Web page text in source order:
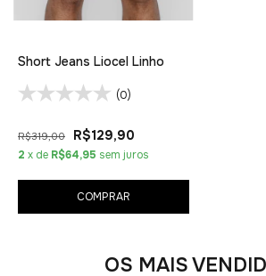
Short Jeans Liocel Linho
(0)
R$319,00 R$129,90
2 x de R$64,95 sem juros
COMPRAR
OS MAIS